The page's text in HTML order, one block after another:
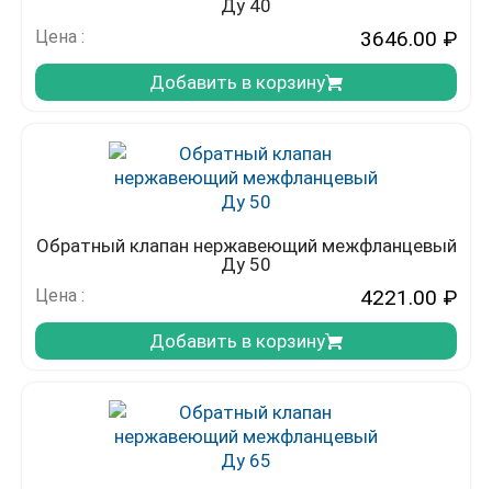
Ду 40
Цена : 3646.00 ₽
Добавить в корзину
Обратный клапан нержавеющий межфланцевый
Ду 50
Цена : 4221.00 ₽
Добавить в корзину